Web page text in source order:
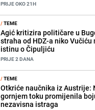
PRIJE OKO 21H
/TEME
Agić kritizira političare u
straha od HDZ-a niko Vučiću
istinu o Čipuljiću
PRIJE 2 DANA
/TEME
Otkriće naučnika iz Austrije:
gornjem toku promijenila
nezavisna istraga